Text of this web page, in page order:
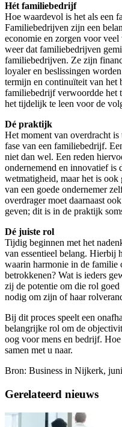
Hét familiebedrijf
Hoe waardevol is het als een
Familiebedrijven zijn een
economie en zorgen voor
weer dat familiebedrijven
familiebedrijven. Ze zijn
loyaler en beslissingen
termijn en continuïteit van het
familiebedrijf verwoordde het
het tijdelijk te leen voor de
Dé praktijk
Het moment van overdracht
fase van een familiebedrijf.
niet dan wel. Een reden
ondernemend en innovatief is
wetmatigheid, maar het is ook
van een goede ondernemer
overdrager moet daarnaast
geven; dit is in de praktijk
Dé juiste rol
Tijdig beginnen met het
van essentieel belang. Hierbij
waarin harmonie in de familie
betrokkenen? Wat is ieders
zij de potentie om die rol
nodig om zijn of haar
Bij dit proces speelt een
belangrijke rol om de
oog voor mens en bedrijf.
samen met u naar.
Bron: Business in Nijkerk,
Gerelateerd nieuws